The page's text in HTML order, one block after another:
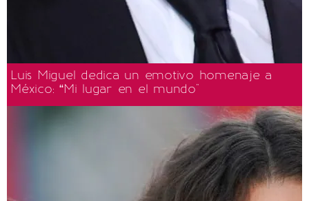
Luis Miguel dedica un emotivo homenaje a
México: “Mi lugar en el mundo"